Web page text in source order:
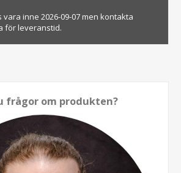
vara inne 2026-09-07 men kontakta
för leveranstid.
frågor om produkten?